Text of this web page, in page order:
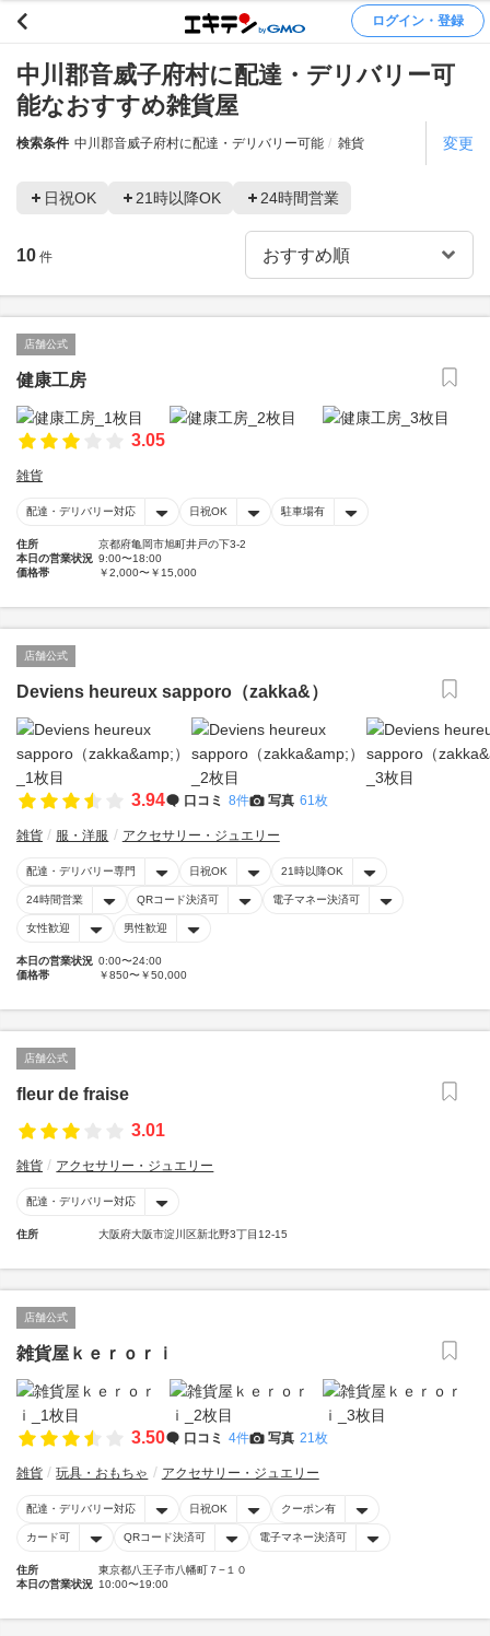
ログイン・登録
中川郡音威子府村に配達・デリバリー可
能なおすすめ雑貨屋
検索条件 中川郡音威子府村に配達・デリバリー可能 雑貨 変更
日祝OK 21時以降OK 24時間営業
10 件
店舗公式
健康工房
3.05
雑貨
配達・デリバリー対応 日祝OK 駐車場有
住所
京都府亀岡市旭町井戸の下3-2
本日の営業状況 9:00〜18:00
価格帯
￥2,000〜￥15,000
店舗公式
Deviens heureux sapporo（zakka&）
3.94 口コミ 8件 写真 61枚
雑貨 服・洋服 アクセサリー・ジュエリー
配達・デリバリー専門 日祝OK 21時以降OK
24時間営業 QRコード決済可 電子マネー決済可
女性歓迎 男性歓迎
本日の営業状況 0:00〜24:00
価格帯
￥850〜￥50,000
店舗公式
fleur de fraise
3.01
雑貨 アクセサリー・ジュエリー
配達・デリバリー対応
住所 大阪府大阪市淀川区新北野3丁目12-15
店舗公式
雑貨屋ｋｅｒｏｒｉ
3.50 口コミ 4件 写真 21枚
雑貨 玩具・おもちゃ アクセサリー・ジュエリー
配達・デリバリー対応 日祝OK クーポン有
カード可 QRコード決済可 電子マネー決済可
住所
東京都八王子市八幡町７−１０
本日の営業状況 10:00〜19:00